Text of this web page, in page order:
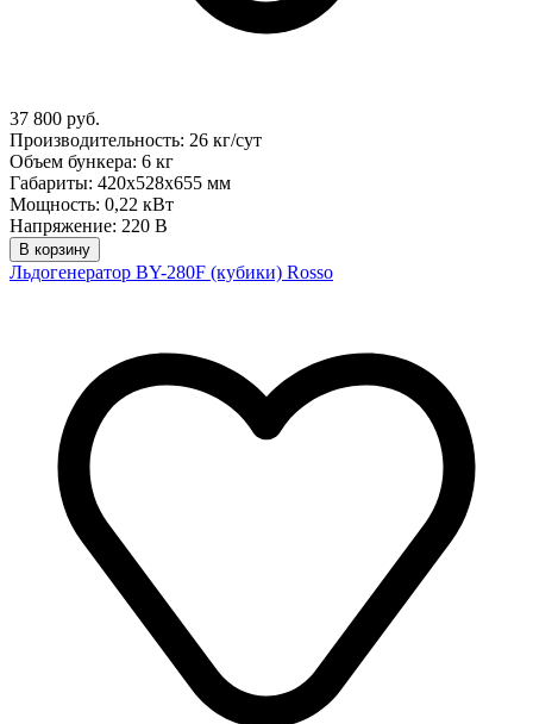
37 800 руб.
Производительность: 26 кг/сут
Объем бункера: 6 кг
Габариты: 420x528x655 мм
Мощность: 0,22 кВт
Напряжение: 220 В
В корзину
Льдогенератор BY-280F (кубики) Rosso